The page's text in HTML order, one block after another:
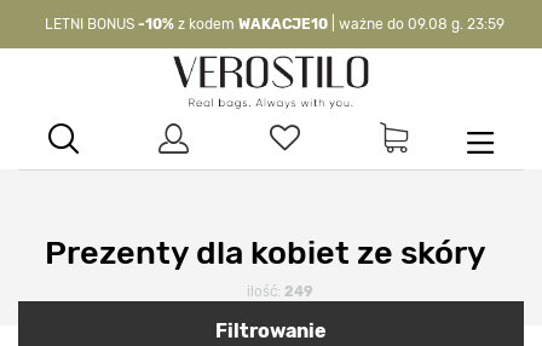
-10% kod:WAKACJE10| nie dotyczy produktów z flagą OKAZJA >
Prezenty dla kobiet ze skóry
ilość: 249
Filtrowanie